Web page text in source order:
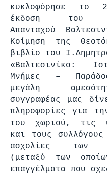
κυκλοφόρησε το
έκδοση του
Απανταχού
Κοίμηση της
βιβλίο του
«Βαλτεσινίκο:
Μνήμες –
μεγάλη
συγγραφέας μας
πληροφορίες για
του χωριού, τις
και τους
ασχολίες των
(μεταξύ των
επαγγέλματα που